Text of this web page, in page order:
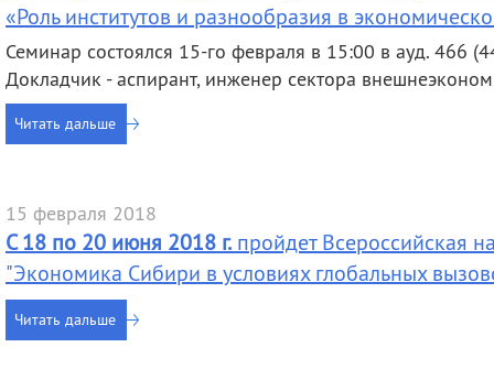
«Роль институтов и разнообразия в
Семинар состоялся 15-го февраля в 15:00 в ауд. 466
Докладчик - аспирант, инженер сектора
Читать дальше
15 февраля 2018
С 18 по 20 июня 2018 г. пройдет Всероссийская
"Экономика Сибири в условиях глобальных
Читать дальше